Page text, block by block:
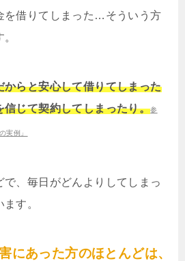
を借りてしまった…そういう方
からと安心して借りてしまった
信じて契約してしまったり。参
実例」
で、毎日がどんよりしてしまっ
す。
にあった方のほとんどは、